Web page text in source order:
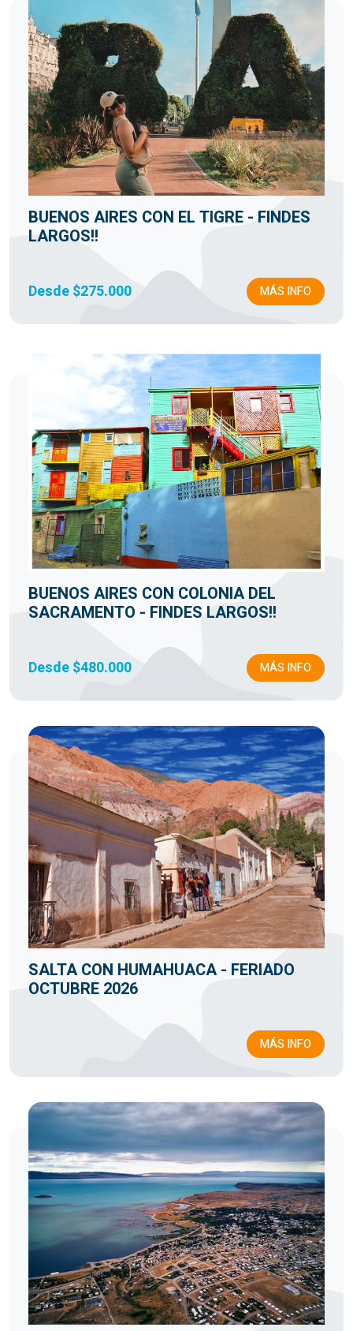
BUENOS AIRES CON EL TIGRE - FINDES
LARGOS!!
Desde $275.000 MÁS INFO
BUENOS AIRES CON COLONIA DEL
SACRAMENTO - FINDES LARGOS!!
Desde $480.000 MÁS INFO
SALTA CON HUMAHUACA - FERIADO
OCTUBRE 2026
MÁS INFO